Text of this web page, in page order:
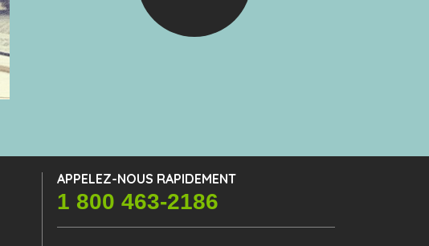
APPELEZ-NOUS RAPIDEMENT
1 800 463-2186